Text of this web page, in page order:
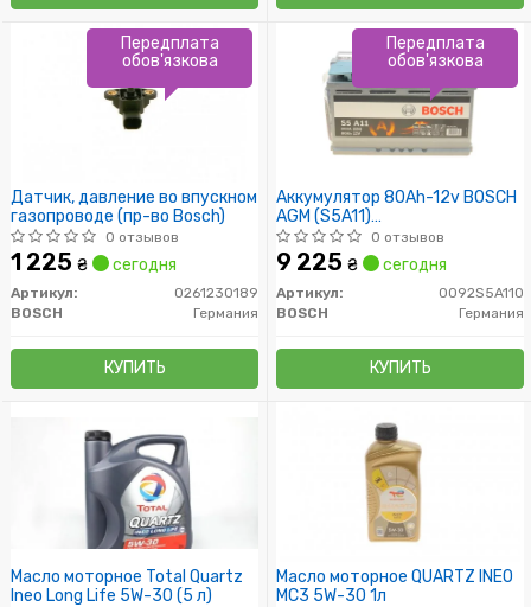
Датчик, давление во впускном
газопроводе (пр-во Bosch)
0 отзывов
1 225 ₴ сегодня
Артикул:
0261230189
BOSCH
Германия
КУПИТЬ
Передплата
обов'язкова
Аккумулятор 80Ah-12v BOSCH
AGM (S5A11)
(315x175x190),R,EN800
0 отзывов
9 225 ₴ сегодня
Артикул:
0092S5A110
BOSCH
Германия
КУПИТЬ
Передплата
обов'язкова
Масло моторное Total Quartz
Ineo Long Life 5W-30 (5 л)
Масло моторное QUARTZ INEO
MC3 5W-30 1л